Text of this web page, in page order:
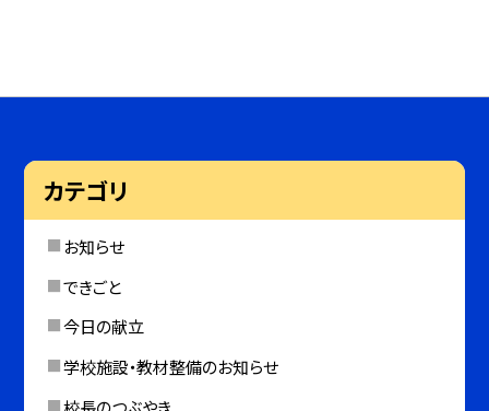
カテゴリ
お知らせ
できごと
今日の献立
学校施設・教材整備のお知らせ
校長のつぶやき